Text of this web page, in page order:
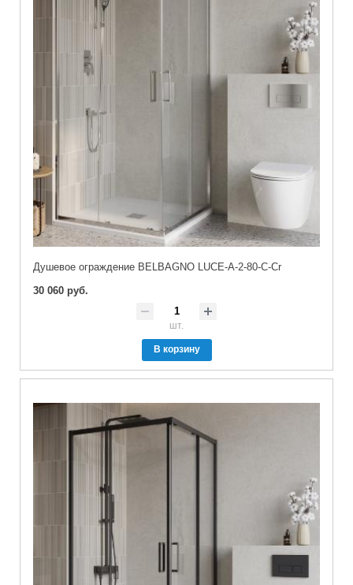
Душевое ограждение BELBAGNO LUCE-A-2-80-C-Cr
30 060 руб.
шт.
В корзину